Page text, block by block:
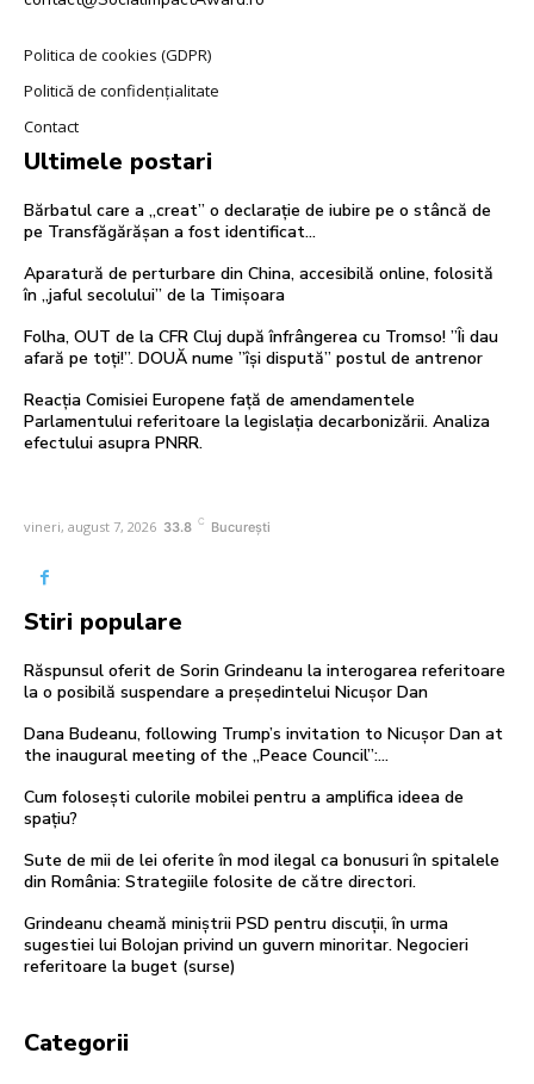
Politica de cookies (GDPR)
Politică de confidențialitate
Contact
Ultimele postari
Bărbatul care a „creat” o declarație de iubire pe o stâncă de
pe Transfăgărășan a fost identificat…
Aparatură de perturbare din China, accesibilă online, folosită
în „jaful secolului” de la Timișoara
Folha, OUT de la CFR Cluj după înfrângerea cu Tromso! ”Îi dau
afară pe toți!”. DOUĂ nume ”își dispută” postul de antrenor
Reacția Comisiei Europene față de amendamentele
Parlamentului referitoare la legislația decarbonizării. Analiza
efectului asupra PNRR.
vineri, august 7, 2026 33.8 C București
Stiri populare
Răspunsul oferit de Sorin Grindeanu la interogarea referitoare
la o posibilă suspendare a președintelui Nicușor Dan
Dana Budeanu, following Trump’s invitation to Nicușor Dan at
the inaugural meeting of the „Peace Council”:…
Cum folosești culorile mobilei pentru a amplifica ideea de
spațiu?
Sute de mii de lei oferite în mod ilegal ca bonusuri în spitalele
din România: Strategiile folosite de către directori.
Grindeanu cheamă miniștrii PSD pentru discuții, în urma
sugestiei lui Bolojan privind un guvern minoritar. Negocieri
referitoare la buget (surse)
Categorii